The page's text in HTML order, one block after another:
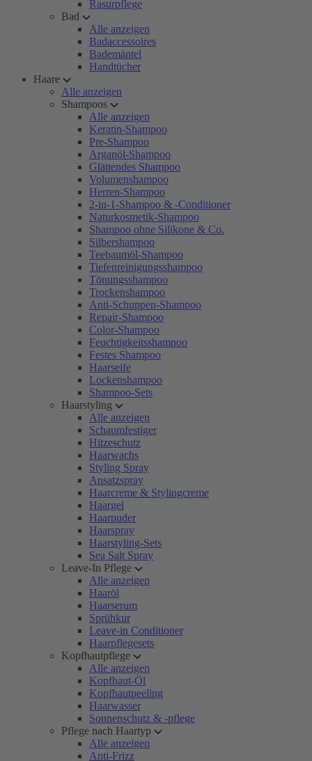
Rasurpflege
Bad
Alle anzeigen
Badaccessoires
Bademäntel
Handtücher
Haare
Alle anzeigen
Shampoos
Alle anzeigen
Keratin-Shampoo
Pre-Shampoo
Arganöl-Shampoo
Glättendes Shampoo
Volumenshampoo
Herren-Shampoo
2-in-1-Shampoo & -Conditioner
Naturkosmetik-Shampoo
Shampoo ohne Silikone & Co.
Silbershampoo
Teebaumöl-Shampoo
Tiefenreinigungsshampoo
Tönungsshampoo
Trockenshampoo
Anti-Schuppen-Shampoo
Repair-Shampoo
Color-Shampoo
Feuchtigkeitsshampoo
Festes Shampoo
Haarseife
Lockenshampoo
Shampoo-Sets
Haarstyling
Alle anzeigen
Schaumfestiger
Hitzeschutz
Haarwachs
Styling Spray
Ansatzspray
Haarcreme & Stylingcreme
Haargel
Haarpuder
Haarspray
Haarstyling-Sets
Sea Salt Spray
Leave-In Pflege
Alle anzeigen
Haaröl
Haarserum
Sprühkur
Leave-in Conditioner
Haarpflegesets
Kopfhautpflege
Alle anzeigen
Kopfhaut-Öl
Kopfhautpeeling
Haarwasser
Sonnenschutz & -pflege
Pflege nach Haartyp
Alle anzeigen
Anti-Frizz